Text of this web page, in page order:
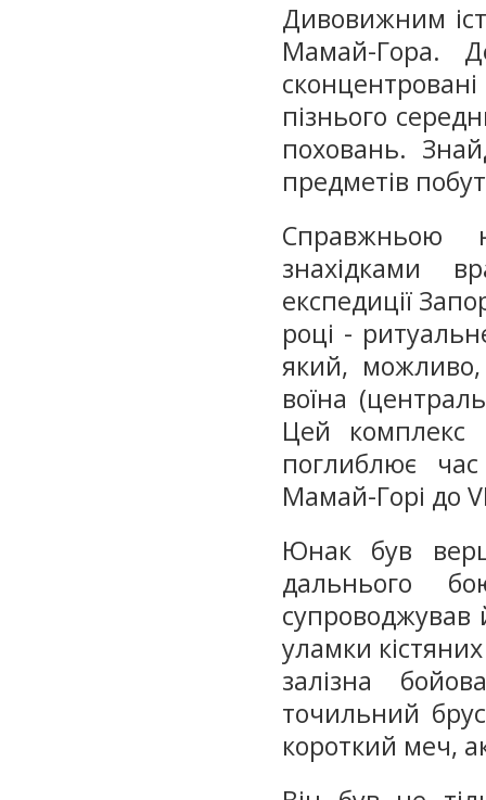
Дивовижним
Мамай-Гора.
пізнього
поховань.
предметів
Справжньою
знахідками
експедиції
році -
який, можливо,
воїна
Цей комплекс
поглиблює
Мамай-Горі до
Юнак був
дальнього
супроводжував
уламки кістяних
залізна
точильний
короткий меч,